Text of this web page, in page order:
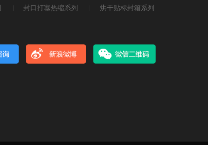
封口打塞热缩系列
烘干贴标封箱系列